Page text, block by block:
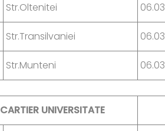
Str.Oltenitei 06.03
Str.Transilvaniei 06.03
Str.Munteni 06.03
CARTIER UNIVERSITATE